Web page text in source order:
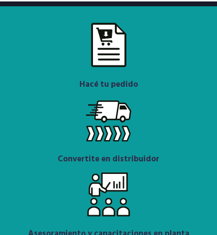
Hacé tu pedido
Convertite en distribuidor